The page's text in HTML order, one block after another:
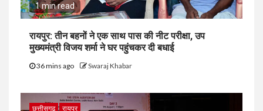
1 min read
रायपुर: तीन बहनों ने एक साथ पास की नीट परीक्षा, उप
मुख्यमंत्री विजय शर्मा ने घर पहुंचकर दी बधाई
36 mins ago Swaraj Khabar
छत्तीसगढ़ रायपुर